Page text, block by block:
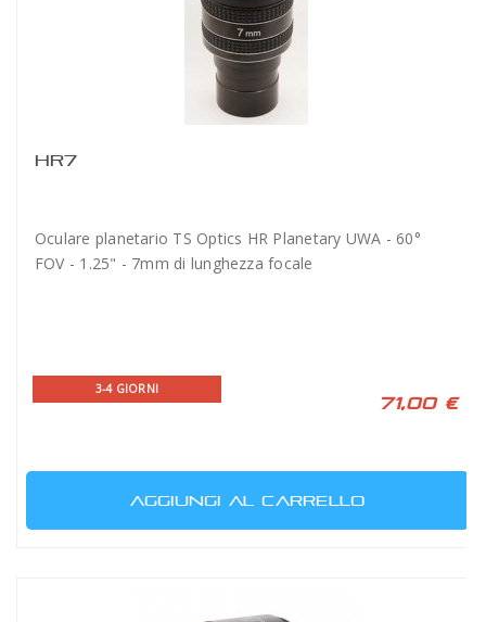
HR7
Oculare planetario TS Optics HR Planetary UWA - 60°
FOV - 1.25" - 7mm di lunghezza focale
3-4 GIORNI
71,00 €
AGGIUNGI AL CARRELLO